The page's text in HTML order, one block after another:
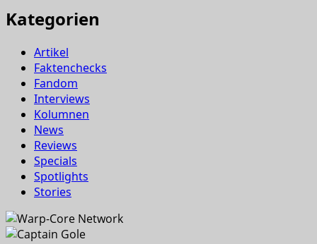
Kategorien
Artikel
Faktenchecks
Fandom
Interviews
Kolumnen
News
Reviews
Specials
Spotlights
Stories